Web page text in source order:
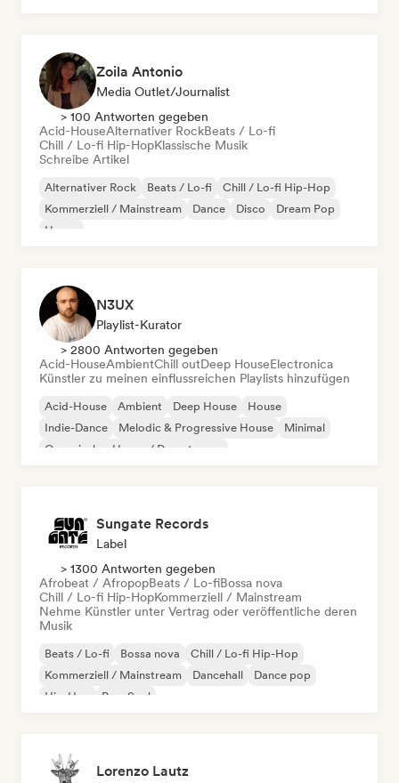
Zoila Antonio
Media Outlet/Journalist
> 100 Antworten gegeben
Acid-HouseAlternativer RockBeats / Lo-fi
Chill / Lo-fi Hip-HopKlassische Musik
Schreibe Artikel
Alternativer Rock Beats / Lo-fi
Chill / Lo-fi Hip-Hop
Kommerziell / Mainstream
Dance Disco
Dream Pop
House
N3UX
Playlist-Kurator
> 2800 Antworten gegeben
Acid-HouseAmbientChill outDeep HouseElectronica
Künstler zu meinen einflussreichen Playlists hinzufügen
Acid-House Ambient Deep House
House
Indie-Dance
Melodic & Progressive House
Minimal
Organischer House / Downtempo
Sungate Records
Label
> 1300 Antworten gegeben
Afrobeat / AfropopBeats / Lo-fiBossa nova
Chill / Lo-fi Hip-HopKommerziell / Mainstream
Nehme Künstler unter Vertrag oder veröffentliche deren
Musik
Beats / Lo-fi Bossa nova
Chill / Lo-fi Hip-Hop
Kommerziell / Mainstream
Dancehall
Dance pop
Hip-Hop
Pop-Soul
Lorenzo Lautz